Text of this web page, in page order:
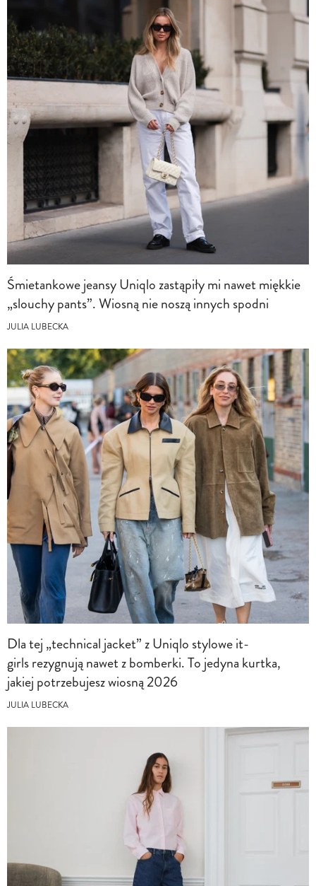
Śmietankowe jeansy Uniqlo zastąpiły mi nawet miękkie
„slouchy pants”. Wiosną nie noszą innych spodni
JULIA LUBECKA
Dla tej „technical jacket” z Uniqlo stylowe it-
girls rezygnują nawet z bomberki. To jedyna kurtka,
jakiej potrzebujesz wiosną 2026
JULIA LUBECKA